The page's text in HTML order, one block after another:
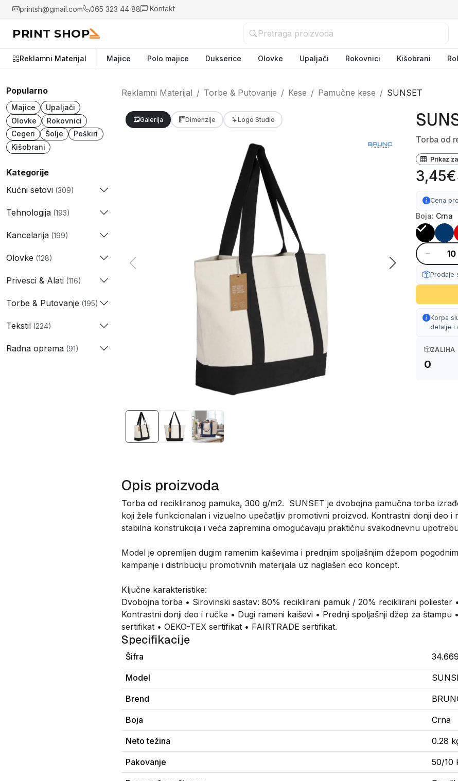
printsh@gmail.com 065 323 44 88 Kontakt
PRINT SHOP
Reklamni Materijal Majice Polo majice Dukserice Olovke Upaljači Rokovnici Kišobrani
Popularno
Majice
Upaljači
Olovke
Rokovnici
Cegeri
Šolje
Peškiri
Kišobrani
Kategorije
Kućni setovi (309)
Tehnologija (193)
Kancelarija (199)
Olovke (128)
Privesci & Alati (116)
Torbe & Putovanje (195)
Tekstil (224)
Radna oprema (91)
Reklamni Materijal Torbe & Putovanje Kese Pamučne kese SUNSET
Galerija Dimenzije Logo Studio
Torba od
Prikaz
3,45€
Cena
Boja: Crna
Prodaje
Korpa
detalje i
ZALIHA
0
Opis proizvoda
Torba od recikliranog pamuka, 300 g/m2. SUNSET je dvobojna pamučna torba
koji žele funkcionalan i vizuelno upečatljiv promotivni proizvod. Kontrastni donji deo
stabilna konstrukcija i veća zapremina omogućavaju praktičnu svakodnevnu
Model je opremljen dugim ramenim kaiševima i prednjim spoljašnjim džepom
kampanje i distribuciju promotivnih materijala uz naglašen eco koncept.
Ključne karakteristike:
Dvobojna torba • Sirovinski sastav: 80% reciklirani pamuk / 20% reciklirani poliester
Kontrastni donji deo i ručke • Dugi rameni kaiševi • Prednji spoljašnji džep za
sertifikat • OEKO-TEX sertifikat • FAIRTRADE sertifikat.
Specifikacije
Šifra
Model
Brend
Boja Crna
Neto težina 0.28
Pakovanje 50/10